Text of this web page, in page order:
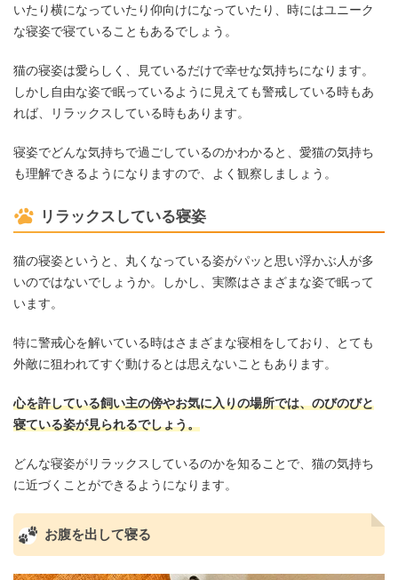
いたり横になっていたり仰向けになっていたり、時にはユニーク
な寝姿で寝ていることもあるでしょう。
猫の寝姿は愛らしく、見ているだけで幸せな気持ちになります。
しかし自由な姿で眠っているように見えても警戒している時もあ
れば、リラックスしている時もあります。
寝姿でどんな気持ちで過ごしているのかわかると、愛猫の気持ち
も理解できるようになりますので、よく観察しましょう。
リラックスしている寝姿
猫の寝姿というと、丸くなっている姿がパッと思い浮かぶ人が多
いのではないでしょうか。しかし、実際はさまざまな姿で眠って
います。
特に警戒心を解いている時はさまざまな寝相をしており、とても
外敵に狙われてすぐ動けるとは思えないこともあります。
心を許している飼い主の傍やお気に入りの場所では、のびのびと
寝ている姿が見られるでしょう。
どんな寝姿がリラックスしているのかを知ることで、猫の気持ち
に近づくことができるようになります。
お腹を出して寝る